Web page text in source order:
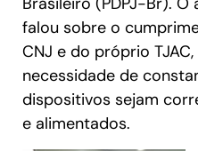
falou sobre o
CNJ e do próprio
necessidade de
dispositivos sejam
e alimentados.